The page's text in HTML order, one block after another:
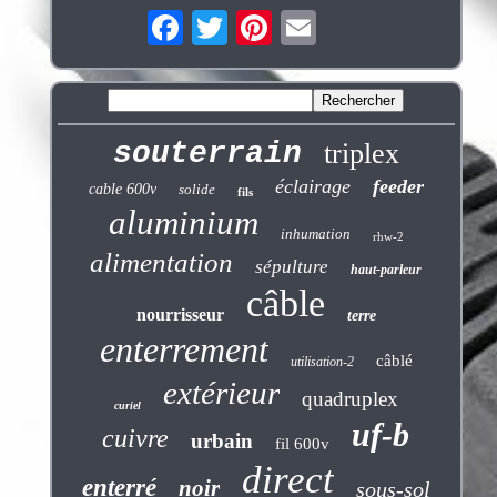
souterrain triplex
cable 600v solide fils éclairage feeder
aluminium inhumation rhw-2
alimentation sépulture haut-parleur
nourrisseur câble terre
enterrement utilisation-2 câblé
curiel extérieur quadruplex
cuivre urbain fil 600v uf-b
enterré noir direct sous-sol